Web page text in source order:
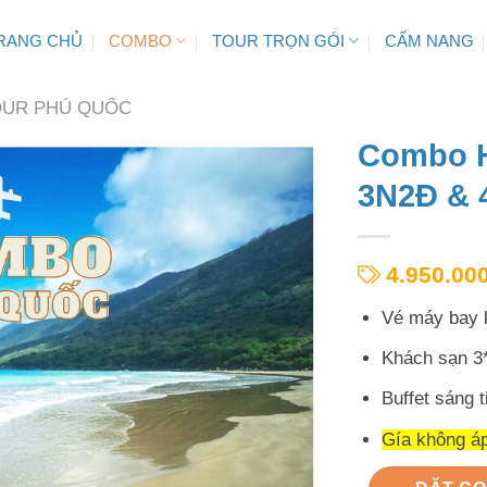
CHỦ COMBO TOUR TRỌN GÓI CẨM NANG
PHÚ QUỐC
Combo
3N2Đ &
Vé máy bay
Khách sạn
Buffet sáng
Gía không